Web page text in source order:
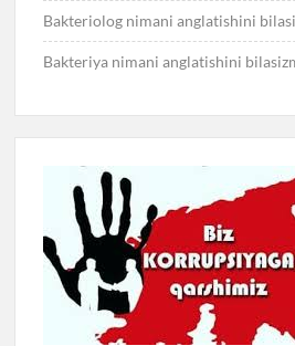
Bakteriolog nimani anglatishini
Bakteriya nimani anglatishini